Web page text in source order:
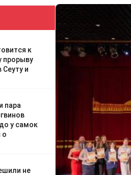
к
прорыву
Сеуту и
пара
у самок
о
не